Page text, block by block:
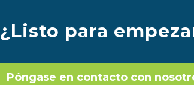
¿Listo para
Póngase en contacto con